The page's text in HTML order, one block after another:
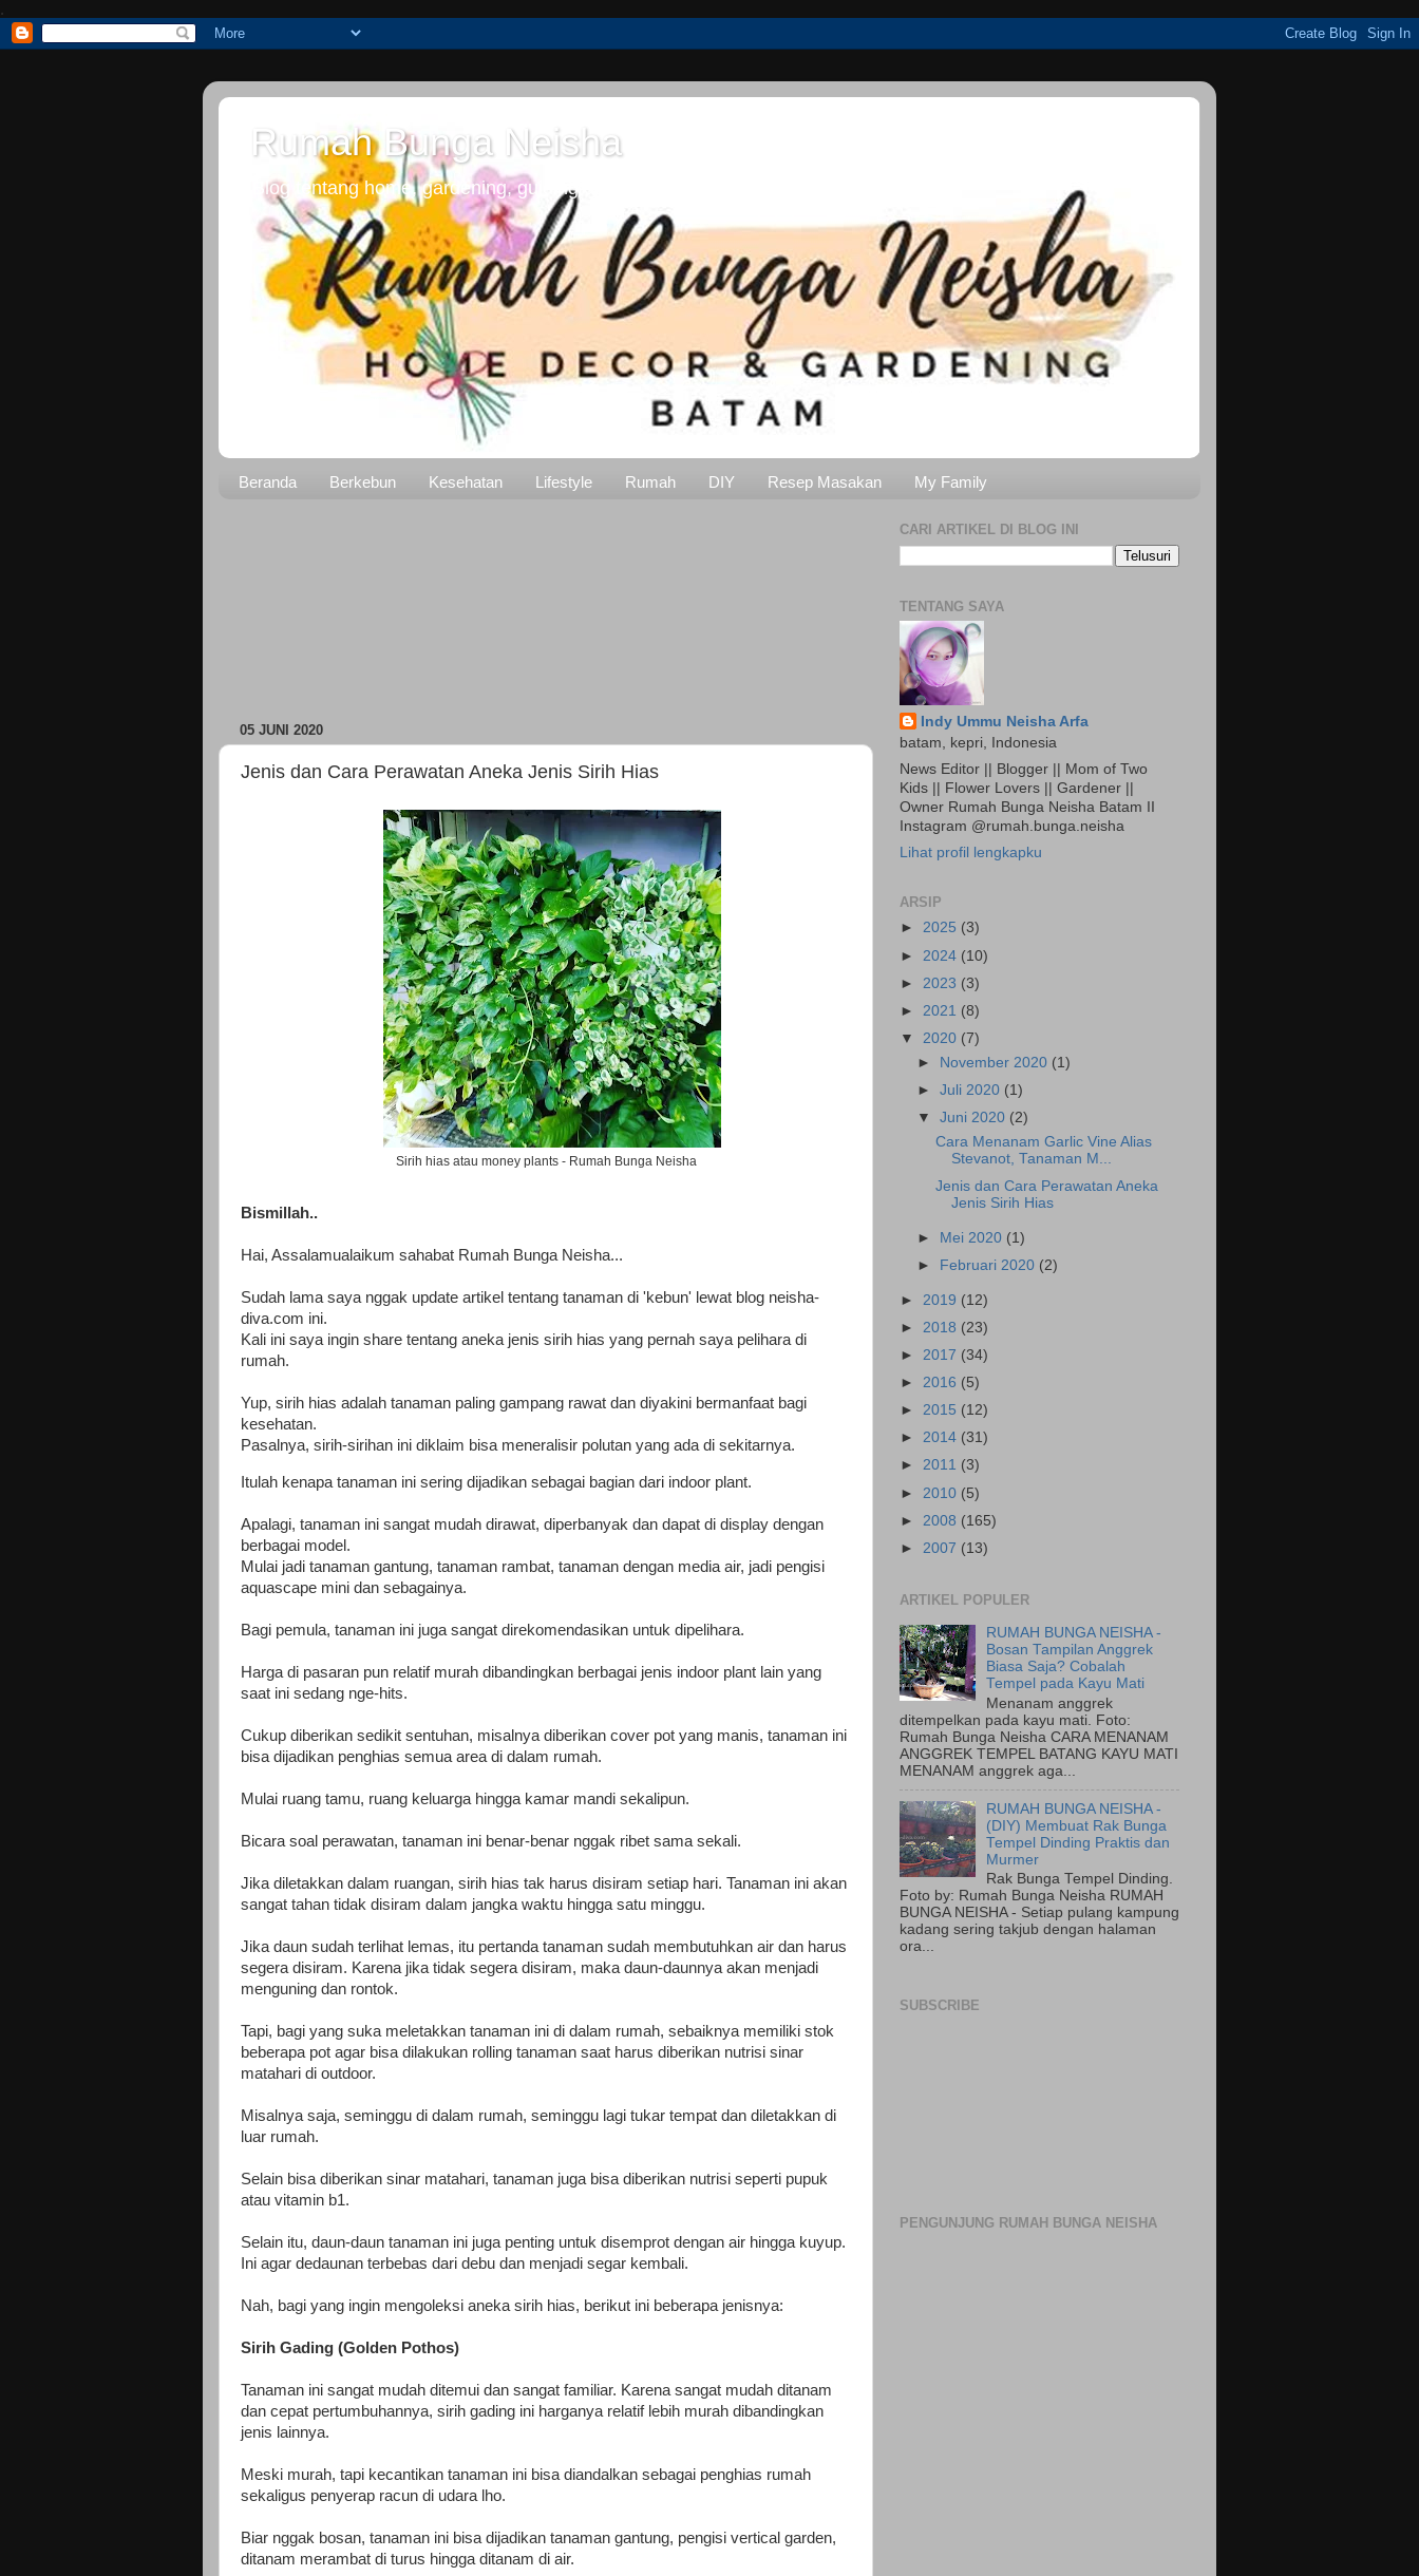
.
Rumah Bunga Neisha
Blog tentang home, gardening, guiding dan lifestyle
Beranda Berkebun Kesehatan Lifestyle Rumah DIY Resep Masakan My Family
05 JUNI 2020
Jenis dan Cara Perawatan Aneka Jenis Sirih Hias
Sirih hias atau money plants - Rumah Bunga Neisha
Bismillah..
Hai, Assalamualaikum sahabat Rumah Bunga Neisha...
Sudah lama saya nggak update artikel tentang tanaman di 'kebun' lewat blog neisha-
diva.com ini.
Kali ini saya ingin share tentang aneka jenis sirih hias yang pernah saya pelihara di
rumah.
Yup, sirih hias adalah tanaman paling gampang rawat dan diyakini bermanfaat bagi
kesehatan.
Pasalnya, sirih-sirihan ini diklaim bisa meneralisir polutan yang ada di sekitarnya.
Itulah kenapa tanaman ini sering dijadikan sebagai bagian dari indoor plant.
Apalagi, tanaman ini sangat mudah dirawat, diperbanyak dan dapat di display dengan
berbagai model.
Mulai jadi tanaman gantung, tanaman rambat, tanaman dengan media air, jadi pengisi
aquascape mini dan sebagainya.
Bagi pemula, tanaman ini juga sangat direkomendasikan untuk dipelihara.
Harga di pasaran pun relatif murah dibandingkan berbagai jenis indoor plant lain yang
saat ini sedang nge-hits.
Cukup diberikan sedikit sentuhan, misalnya diberikan cover pot yang manis, tanaman ini
bisa dijadikan penghias semua area di dalam rumah.
Mulai ruang tamu, ruang keluarga hingga kamar mandi sekalipun.
Bicara soal perawatan, tanaman ini benar-benar nggak ribet sama sekali.
Jika diletakkan dalam ruangan, sirih hias tak harus disiram setiap hari. Tanaman ini akan
sangat tahan tidak disiram dalam jangka waktu hingga satu minggu.
Jika daun sudah terlihat lemas, itu pertanda tanaman sudah membutuhkan air dan harus
segera disiram. Karena jika tidak segera disiram, maka daun-daunnya akan menjadi
menguning dan rontok.
Tapi, bagi yang suka meletakkan tanaman ini di dalam rumah, sebaiknya memiliki stok
beberapa pot agar bisa dilakukan rolling tanaman saat harus diberikan nutrisi sinar
matahari di outdoor.
Misalnya saja, seminggu di dalam rumah, seminggu lagi tukar tempat dan diletakkan di
luar rumah.
Selain bisa diberikan sinar matahari, tanaman juga bisa diberikan nutrisi seperti pupuk
atau vitamin b1.
Selain itu, daun-daun tanaman ini juga penting untuk disemprot dengan air hingga kuyup.
Ini agar dedaunan terbebas dari debu dan menjadi segar kembali.
Nah, bagi yang ingin mengoleksi aneka sirih hias, berikut ini beberapa jenisnya:
Sirih Gading (Golden Pothos)
Tanaman ini sangat mudah ditemui dan sangat familiar. Karena sangat mudah ditanam
dan cepat pertumbuhannya, sirih gading ini harganya relatif lebih murah dibandingkan
jenis lainnya.
Meski murah, tapi kecantikan tanaman ini bisa diandalkan sebagai penghias rumah
sekaligus penyerap racun di udara lho.
Biar nggak bosan, tanaman ini bisa dijadikan tanaman gantung, pengisi vertical garden,
ditanam merambat di turus hingga ditanam di air.
CARI ARTIKEL DI BLOG INI
TENTANG SAYA
Indy Ummu Neisha Arfa
batam, kepri, Indonesia
News Editor || Blogger || Mom of Two
Kids || Flower Lovers || Gardener ||
Owner Rumah Bunga Neisha Batam II
Instagram @rumah.bunga.neisha
Lihat profil lengkapku
ARSIP
► 2025 (3)
► 2024 (10)
► 2023 (3)
► 2021 (8)
▼ 2020 (7)
► November 2020 (1)
►Juli 2020 (1)
▼Juni 2020 (2)
Cara Menanam Garlic Vine Alias
Stevanot, Tanaman M...
Jenis dan Cara Perawatan Aneka
Jenis Sirih Hias
► Mei 2020 (1)
►
Februari 2020 (2)
► 2019 (12)
► 2018 (23)
► 2017 (34)
► 2016 (5)
► 2015 (12)
► 2014 (31)
► 2011 (3)
► 2010 (5)
► 2008 (165)
► 2007 (13)
ARTIKEL POPULER
RUMAH BUNGA NEISHA -
Bosan Tampilan Anggrek
Biasa Saja? Cobalah
Tempel pada Kayu Mati
Menanam anggrek
ditempelkan pada kayu mati. Foto:
Rumah Bunga Neisha CARA MENANAM
ANGGREK TEMPEL BATANG KAYU MATI
MENANAM anggrek aga...
RUMAH BUNGA NEISHA -
(DIY) Membuat Rak Bunga
Tempel Dinding Praktis dan
Murmer
Rak Bunga Tempel Dinding.
Foto by: Rumah Bunga Neisha RUMAH
BUNGA NEISHA - Setiap pulang kampung
kadang sering takjub dengan halaman
ora...
SUBSCRIBE
PENGUNJUNG RUMAH BUNGA NEISHA